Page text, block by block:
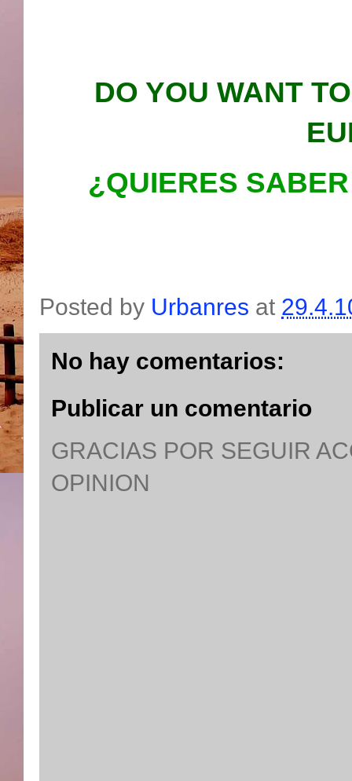
DO YOU WANT
¿QUIERES
Posted by Urbanres at
No hay comentarios:
Publicar un comentario
GRACIAS POR SEGUIR
OPINION